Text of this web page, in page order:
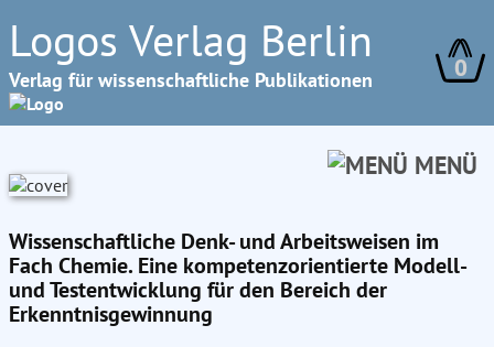
Logos Verlag Berlin
Verlag für wissenschaftliche Publikationen 0
MENÜ
Wissenschaftliche Denk- und Arbeitsweisen im
Fach Chemie. Eine kompetenzorientierte Modell-
und Testentwicklung für den Bereich der
Erkenntnisgewinnung